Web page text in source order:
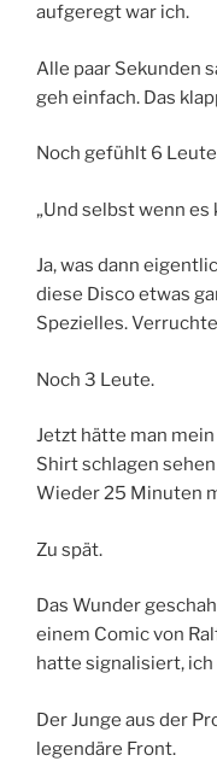
aufgeregt war ich.
Alle paar Sekunden
geh einfach. Das
Noch gefühlt 6
„Und selbst wenn es
Ja, was dann
diese Disco etwas
Spezielles.
Noch 3 Leute.
Jetzt hätte man
Shirt schlagen
Wieder 25 Minuten
Zu spät.
Das Wunder
einem Comic von
hatte signalisiert,
Der Junge aus der
legendäre Front.